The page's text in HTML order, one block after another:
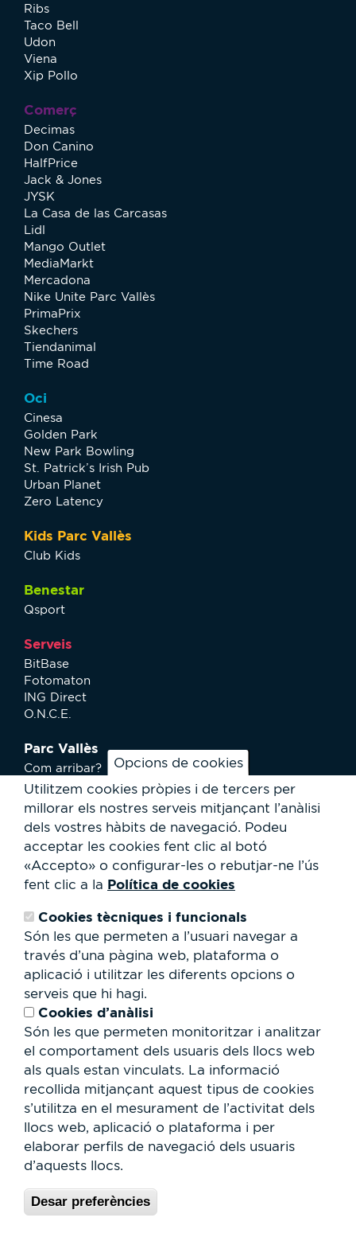
Opcions de cookies
Utilitzem cookies pròpies i de tercers per
millorar els nostres serveis mitjançant l’anàlisi
dels vostres hàbits de navegació. Podeu
acceptar les cookies fent clic al botó
«Accepto» o configurar-les o rebutjar-ne l’ús
fent clic a la Política de cookies
Cookies tècniques i funcionals
Són les que permeten a l’usuari navegar a
través d’una pàgina web, plataforma o
aplicació i utilitzar les diferents opcions o
serveis que hi hagi.
Cookies d’anàlisi
Són les que permeten monitoritzar i analitzar
el comportament dels usuaris dels llocs web
als quals estan vinculats. La informació
recollida mitjançant aquest tipus de cookies
s’utilitza en el mesurament de l’activitat dels
llocs web, aplicació o plataforma i per
elaborar perfils de navegació dels usuaris
d’aquests llocs.
Desar preferències
Ribs
Taco Bell
Udon
Viena
Xip Pollo
Comerç
Decimas
Don Canino
HalfPrice
Jack & Jones
JYSK
La Casa de las Carcasas
Lidl
Mango Outlet
MediaMarkt
Mercadona
Nike Unite Parc Vallès
PrimaPrix
Skechers
Tiendanimal
Time Road
Oci
Cinesa
Golden Park
New Park Bowling
St. Patrick’s Irish Pub
Urban Planet
Zero Latency
Kids Parc Vallès
Club Kids
Benestar
Qsport
Serveis
BitBase
Fotomaton
ING Direct
O.N.C.E.
Parc Vallès
Com arribar?
Plànol
Activitats
Serveis a l'usuari
Club Staff
Qui som?
Contacte
Cessió d'espais
RSC
Formulari
de
cerca
Cerca